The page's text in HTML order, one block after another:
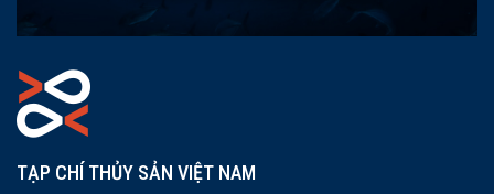
TẠP CHÍ THỦY SẢN VIỆT NAM